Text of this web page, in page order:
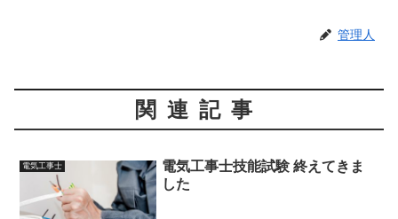
管理人
関連記事
電気工事士
電気工事士技能試験 終えてきま
した